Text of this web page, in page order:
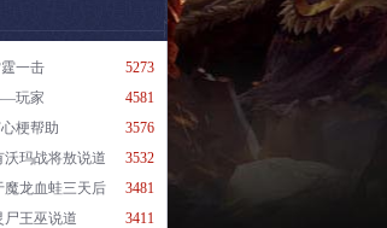
5273
一击
4581
玩家
3576
梗帮助
3532
沃玛战将敖说道
3481
魔龙血蛙三天后
3411
尸王巫说道